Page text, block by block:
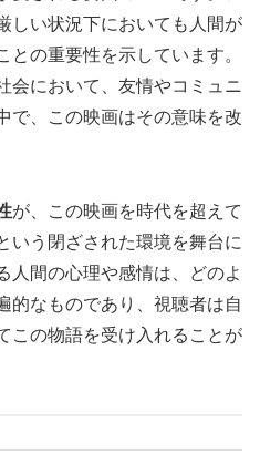
しい状況下においても人間が
の重要性を示しています。
会において、友情やコミュニ
で、この映画はその意味を改
が、この映画を時代を超えて
いう閉ざされた環境を舞台に
人間の心理や感情は、どのよ
的なものであり、視聴者は自
この物語を受け入れることが